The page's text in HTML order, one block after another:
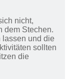
nicht,
dem Stechen.
lassen und die
sollten
die